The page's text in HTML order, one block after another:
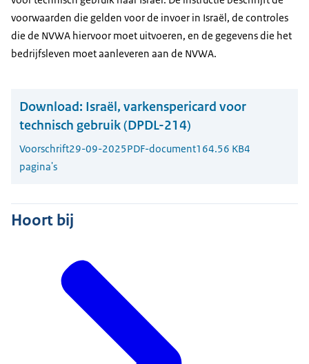
voorwaarden die gelden voor de invoer in Israël, de controles
die de NVWA hiervoor moet uitvoeren, en de gegevens die het
bedrijfsleven moet aanleveren aan de NVWA.
Download: Israël, varkenspericard voor
technisch gebruik (DPDL-214)
Voorschrift29-09-2025PDF-document164.56 KB4
pagina's
Hoort bij